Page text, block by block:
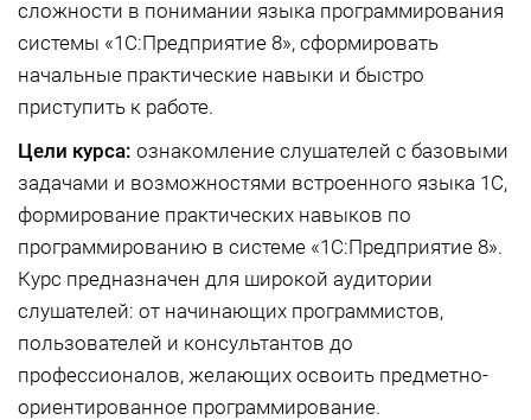
сложности в понимании языка программирования
системы «1С:Предприятие 8», сформировать
начальные практические навыки и быстро
приступить к работе.
Цели курса: ознакомление слушателей с базовыми
задачами и возможностями встроенного языка 1С,
формирование практических навыков по
программированию в системе «1С:Предприятие 8».
Курс предназначен для широкой аудитории
слушателей: от начинающих программистов,
пользователей и консультантов до
профессионалов, желающих освоить предметно-
ориентированное программирование.